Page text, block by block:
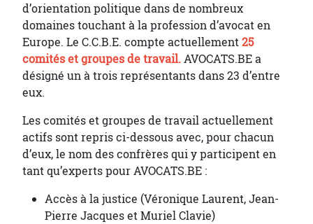
d’orientation politique dans de nombreux
domaines touchant à la profession d’avocat en
Europe. Le C.C.B.E. compte actuellement25
comités et groupes de travail.AVOCATS.BE a
désigné un à trois représentants dans 23 d’entre
eux.
Les comités et groupes de travail actuellement
actifs sont repris ci-dessous avec, pour chacun
d’eux, le nom des confrères qui y participent en
tant qu’experts pour AVOCATS.BE :
Accès à la justice (Véronique Laurent, Jean-
Pierre Jacques et Muriel Clavie)